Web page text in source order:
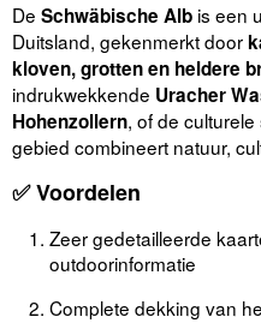
De Schwäbische Alb is een
Duitsland, gekenmerkt door
kloven, grotten en heldere
indrukwekkende Uracher
Hohenzollern, of de
gebied combineert natuur,
✅ Voordelen
Zeer gedetailleerde
outdoorinformatie
Complete dekking van